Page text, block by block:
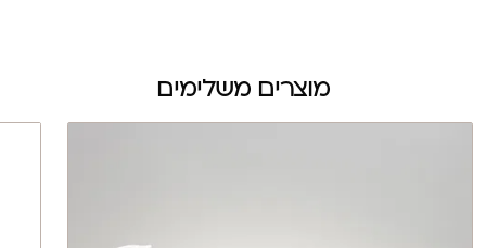
מוצרים משלימים